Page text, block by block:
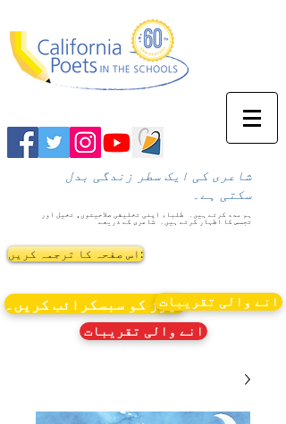
شاعری کی ایک سطر زندگی بدل
سکتی ہے۔
ہم مدد کرتے ہیں۔
طلباء اپنی تخلیقی صلاحیتوں، تخیل اور
تجسس کا اظہار کرتے ہیں۔ شاعری کے ذریعے
اس صفحہ کا ترجمہ کریں:
نیوز کو سبسکرائب کریں۔انے والی تقریبات
انے والی تقریبات